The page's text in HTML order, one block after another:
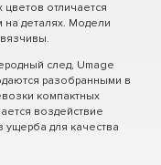
отличается
на деталях. Модели
след, Umage
разобранными в
компактных
воздействие
ущерба для качества